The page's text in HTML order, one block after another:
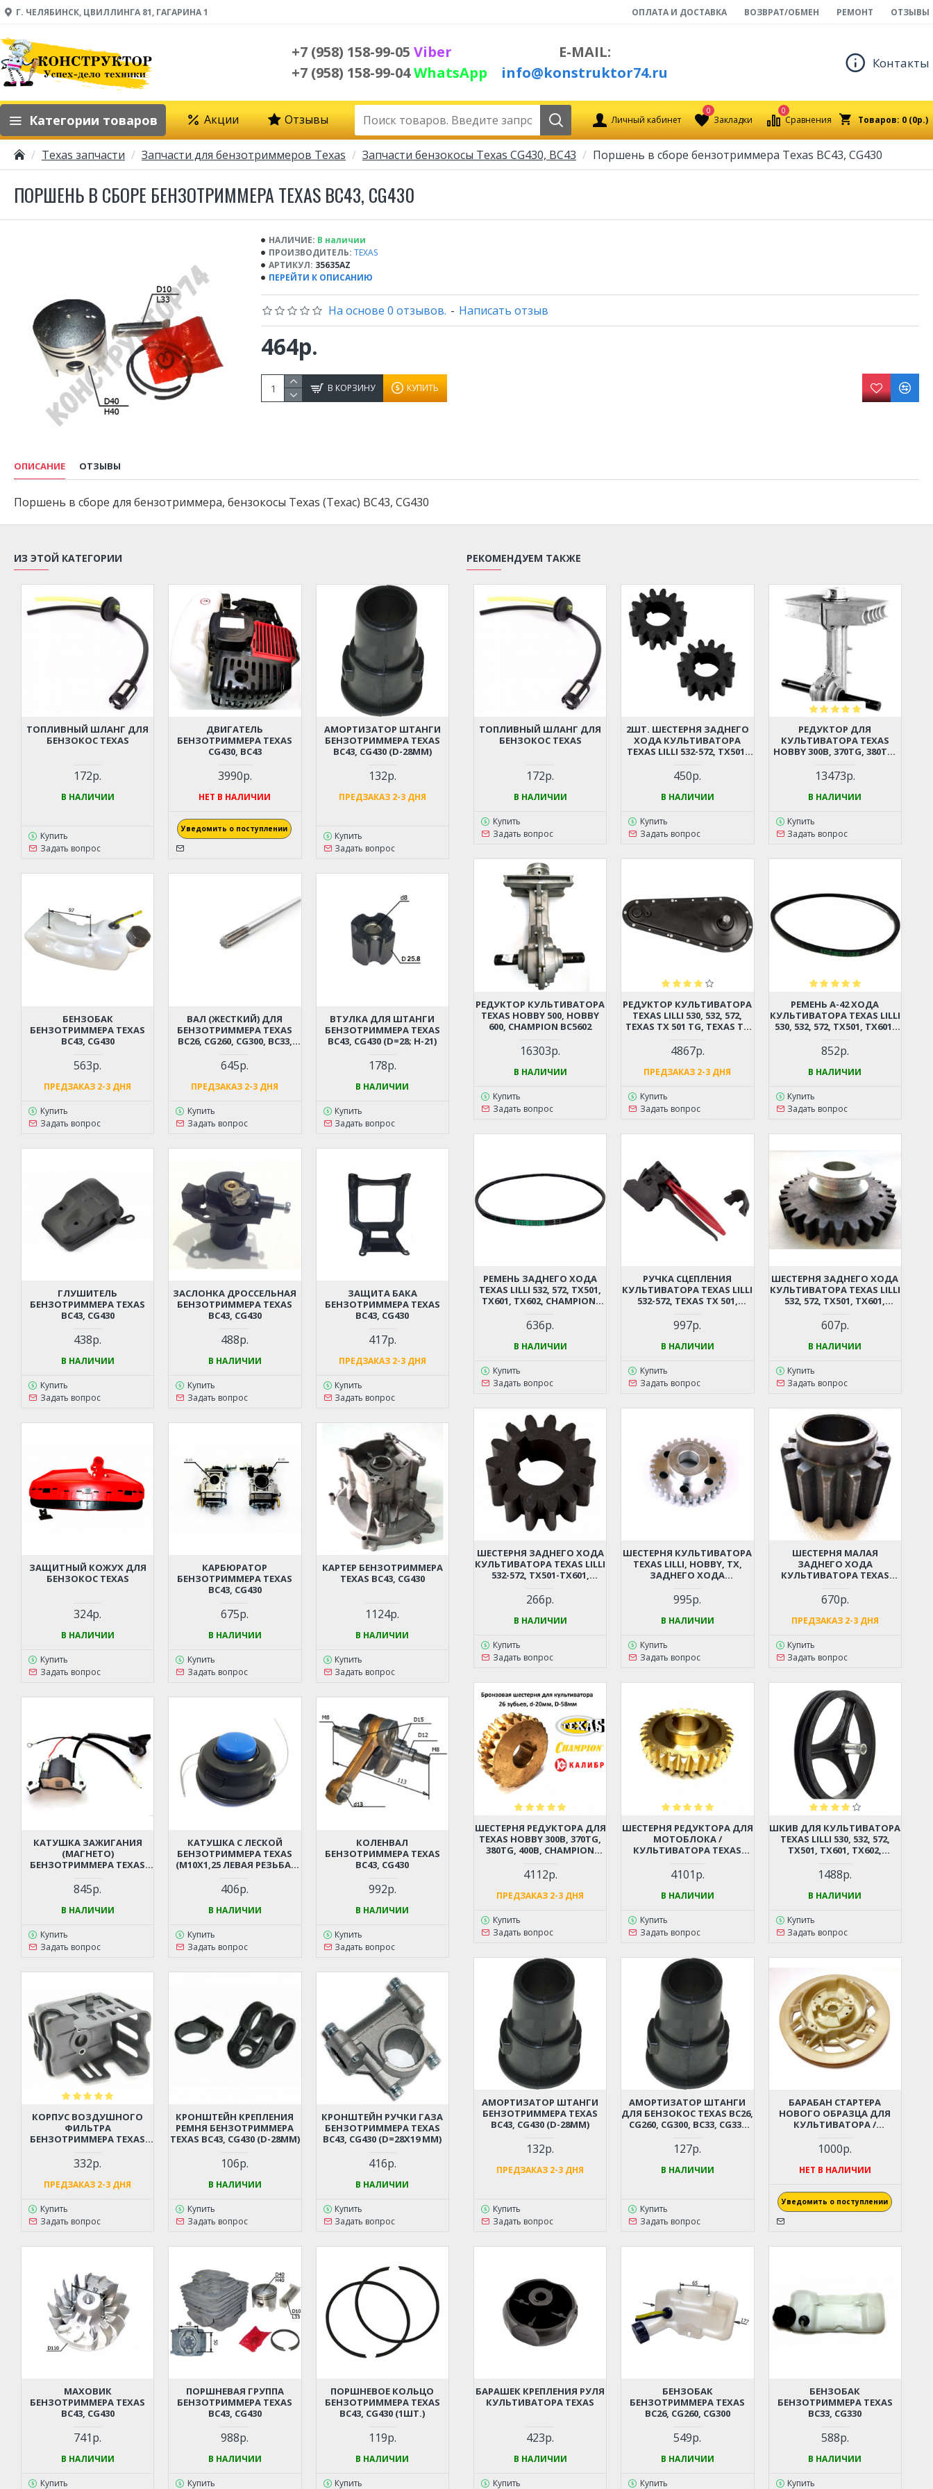
Г. ЧЕЛЯБИНСК, ЦВИЛЛИНГА 81, ГАГАРИНА 1 ОПЛАТА И ДОСТАВКА ВОЗВРАТ/ОБМЕН РЕМОНТ ОТЗЫВЫ
+7 (958) 158-99-05 Viber
+7 (958) 158-99-04WhatsApp
E-MAIL:
info@konstruktor74.ru
Контакты
Категории товаров Акции Отзывы Личный кабинет Закладки
0
Сравнения
0
Товаров: 0 (0р.)
Texas запчасти Запчасти для бензотриммеров Texas Запчасти бензокосы Texas CG430, BC43 Поршень в сборе бензотриммера Texas BC43, CG430
ПОРШЕНЬ В СБОРЕ БЕНЗОТРИММЕРА TEXAS BC43, CG430
НАЛИЧИЕ: В наличии
ПРОИЗВОДИТЕЛЬ: TEXAS
АРТИКУЛ: 35635AZ
ПЕРЕЙТИ К ОПИСАНИЮ
На основе 0 отзывов. - Написать отзыв
464р.
В КОРЗИНУ КУПИТЬ
ОПИСАНИЕ ОТЗЫВЫ
Поршень в сборе для бензотриммера, бензокосы Texas (Техас) BC43, CG430
ИЗ ЭТОЙ КАТЕГОРИИ
ТОПЛИВНЫЙ ШЛАНГ ДЛЯ
БЕНЗОКОС TEXAS
172р.
В НАЛИЧИИ
Купить
Задать вопрос
ДВИГАТЕЛЬ
БЕНЗОТРИММЕРА TEXAS
CG430, BC43
3990р.
НЕТ В НАЛИЧИИ
Уведомить о поступлении
АМОРТИЗАТОР ШТАНГИ
БЕНЗОТРИММЕРА TEXAS
BC43, CG430 (D-28ММ)
132р.
ПРЕДЗАКАЗ 2-3 ДНЯ
Купить
Задать вопрос
БЕНЗОБАК
БЕНЗОТРИММЕРА TEXAS
BC43, CG430
563р.
ПРЕДЗАКАЗ 2-3 ДНЯ
Купить
Задать вопрос
ВАЛ (ЖЕСТКИЙ) ДЛЯ
БЕНЗОТРИММЕРА TEXAS
BC26, CG260, CG300, BC33,
ШЛИЦОВ, 152 СМ, ДИАМЕТР
8 ММ)
645р.
ПРЕДЗАКАЗ 2-3 ДНЯ
Купить
Задать вопрос
ВТУЛКА ДЛЯ ШТАНГИ
БЕНЗОТРИММЕРА TEXAS
BC43, CG430 (D=28; H-21)
178р.
В НАЛИЧИИ
Купить
Задать вопрос
ГЛУШИТЕЛЬ
БЕНЗОТРИММЕРА TEXAS
BC43, CG430
438р.
В НАЛИЧИИ
Купить
Задать вопрос
ЗАСЛОНКА ДРОССЕЛЬНАЯ
БЕНЗОТРИММЕРА TEXAS
BC43, CG430
488р.
В НАЛИЧИИ
Купить
Задать вопрос
ЗАЩИТА БАКА
БЕНЗОТРИММЕРА TEXAS
BC43, CG430
417р.
ПРЕДЗАКАЗ 2-3 ДНЯ
Купить
Задать вопрос
ЗАЩИТНЫЙ КОЖУХ ДЛЯ
БЕНЗОКОС TEXAS
324р.
В НАЛИЧИИ
Купить
Задать вопрос
КАРБЮРАТОР
БЕНЗОТРИММЕРА TEXAS
BC43, CG430
675р.
В НАЛИЧИИ
Купить
Задать вопрос
КАРТЕР БЕНЗОТРИММЕРА
TEXAS BC43, CG430
1124р.
В НАЛИЧИИ
Купить
Задать вопрос
КАТУШКА ЗАЖИГАНИЯ
(МАГНЕТО)
БЕНЗОТРИММЕРА TEXAS
845р.
В НАЛИЧИИ
Купить
Задать вопрос
КАТУШКА С ЛЕСКОЙ
БЕНЗОТРИММЕРА TEXAS
(M10X1,25 ЛЕВАЯ РЕЗЬБА,
406р.
В НАЛИЧИИ
Купить
Задать вопрос
КОЛЕНВАЛ
БЕНЗОТРИММЕРА TEXAS
BC43, CG430
992р.
В НАЛИЧИИ
Купить
Задать вопрос
КОРПУС ВОЗДУШНОГО
ФИЛЬТРА
БЕНЗОТРИММЕРА TEXAS
332р.
ПРЕДЗАКАЗ 2-3 ДНЯ
Купить
Задать вопрос
КРОНШТЕЙН КРЕПЛЕНИЯ
РЕМНЯ БЕНЗОТРИММЕРА
TEXAS BC43, CG430 (D-28ММ)
106р.
В НАЛИЧИИ
Купить
Задать вопрос
КРОНШТЕЙН РУЧКИ ГАЗА
БЕНЗОТРИММЕРА TEXAS
BC43, CG430 (D=28X19 ММ)
416р.
В НАЛИЧИИ
Купить
Задать вопрос
МАХОВИК
БЕНЗОТРИММЕРА TEXAS
BC43, CG430
741р.
В НАЛИЧИИ
Купить
ПОРШНЕВАЯ ГРУППА
БЕНЗОТРИММЕРА TEXAS
BC43, CG430
988р.
В НАЛИЧИИ
Купить
ПОРШНЕВОЕ КОЛЬЦО
БЕНЗОТРИММЕРА TEXAS
BC43, CG430 (1ШТ.)
119р.
В НАЛИЧИИ
Купить
РЕКОМЕНДУЕМ ТАКЖЕ
ТОПЛИВНЫЙ ШЛАНГ ДЛЯ
БЕНЗОКОС TEXAS
172р.
В НАЛИЧИИ
Купить
Задать вопрос
2ШТ. ШЕСТЕРНЯ ЗАДНЕГО
ХОДА КУЛЬТИВАТОРА
TEXAS LILLI 532-572, TX501-
BC5712, BC6712, BC6612H,
BC7712, BC7612H, CARVER T-
550R, T-650R, T-651R (МАЛАЯ)
450р.
В НАЛИЧИИ
Купить
Задать вопрос
РЕДУКТОР ДЛЯ
КУЛЬТИВАТОРА TEXAS
HOBBY 300B, 370TG, 380TG,
CARVER T-400, T-450
13473р.
В НАЛИЧИИ
Купить
Задать вопрос
РЕДУКТОР КУЛЬТИВАТОРА
TEXAS HOBBY 500, HOBBY
600, CHAMPION BC5602
16303р.
В НАЛИЧИИ
Купить
Задать вопрос
РЕДУКТОР КУЛЬТИВАТОРА
TEXAS LILLI 530, 532, 572,
TEXAS TX 501 TG, TEXAS TX
BC6611, BC6712, BC6612H,
BC7712, BC7612H, CARVER T-
650R, T-651R
4867р.
ПРЕДЗАКАЗ 2-3 ДНЯ
Купить
Задать вопрос
РЕМЕНЬ А-42 ХОДА
КУЛЬТИВАТОРА TEXAS LILLI
530, 532, 572, TX501, TX601,
STURM, CARVER,
ЭНЕРГОМАШ (РЕЗИНА)
852р.
В НАЛИЧИИ
Купить
Задать вопрос
РЕМЕНЬ ЗАДНЕГО ХОДА
TEXAS LILLI 532, 572, TX501,
TX601, TX602, CHAMPION,
ЭНЕРГОМАШ (10X925 ММ,
РЕЗИНОВЫЙ)
636р.
В НАЛИЧИИ
Купить
Задать вопрос
РУЧКА СЦЕПЛЕНИЯ
КУЛЬТИВАТОРА TEXAS LILLI
532-572, TEXAS TX 501,
BC6712, BC6612H, BC7712
(СДВОЕННАЯ)
997р.
В НАЛИЧИИ
Купить
Задать вопрос
ШЕСТЕРНЯ ЗАДНЕГО ХОДА
КУЛЬТИВАТОРА TEXAS LILLI
532, 572, TX501, TX601,
600BR, CHAMPION BC5512,
BC5712, BC5602, BC6712,
BC6612H, BC7712, BC7612H,
607р.
В НАЛИЧИИ
Купить
Задать вопрос
ШЕСТЕРНЯ ЗАДНЕГО ХОДА
КУЛЬТИВАТОРА TEXAS LILLI
532-572, TX501-TX601,
BC5602, BC6712, BC6612H,
BC7712, BC7612H, CARVER T-
550R, T-650R, T-651R (МАЛАЯ)
266р.
В НАЛИЧИИ
Купить
Задать вопрос
ШЕСТЕРНЯ КУЛЬТИВАТОРА
TEXAS LILLI, HOBBY, TX,
ЗАДНЕГО ХОДА
995р.
В НАЛИЧИИ
Купить
Задать вопрос
ШЕСТЕРНЯ МАЛАЯ
ЗАДНЕГО ХОДА
КУЛЬТИВАТОРА TEXAS
(МАЛАЯ)
670р.
ПРЕДЗАКАЗ 2-3 ДНЯ
Купить
Задать вопрос
ШЕСТЕРНЯ РЕДУКТОРА ДЛЯ
TEXAS HOBBY 300B, 370TG,
380TG, 400B, CHAMPION
МК3,5(TIYA).22;
МК5,0(WD).230
4112р.
ПРЕДЗАКАЗ 2-3 ДНЯ
Купить
Задать вопрос
ШЕСТЕРНЯ РЕДУКТОРА ДЛЯ
МОТОБЛОКА /
КУЛЬТИВАТОРА TEXAS
500Л (30 ЗУБЬЕВ, D-25ММ, D-
81ММ)
4101р.
В НАЛИЧИИ
Купить
Задать вопрос
ШКИВ ДЛЯ КУЛЬТИВАТОРА
TEXAS LILLI 530, 532, 572,
TX501, TX601, TX602,
BC6612H, BC7712, BC7612H,
CARVER T-650R, T-651R
1488р.
В НАЛИЧИИ
Купить
Задать вопрос
АМОРТИЗАТОР ШТАНГИ
БЕНЗОТРИММЕРА TEXAS
BC43, CG430 (D-28ММ)
132р.
ПРЕДЗАКАЗ 2-3 ДНЯ
Купить
Задать вопрос
АМОРТИЗАТОР ШТАНГИ
ДЛЯ БЕНЗОКОС TEXAS BC26,
CG260, CG300, BC33, CG330
127р.
В НАЛИЧИИ
Купить
Задать вопрос
БАРАБАН СТАРТЕРА
НОВОГО ОБРАЗЦА ДЛЯ
КУЛЬТИВАТОРА /
1000р.
НЕТ В НАЛИЧИИ
Уведомить о поступлении
БАРАШЕК КРЕПЛЕНИЯ РУЛЯ
КУЛЬТИВАТОРА TEXAS
423р.
В НАЛИЧИИ
Купить
БЕНЗОБАК
БЕНЗОТРИММЕРА TEXAS
BC26, CG260, CG300
549р.
В НАЛИЧИИ
Купить
БЕНЗОБАК
БЕНЗОТРИММЕРА TEXAS
BC33, CG330
588р.
В НАЛИЧИИ
Купить